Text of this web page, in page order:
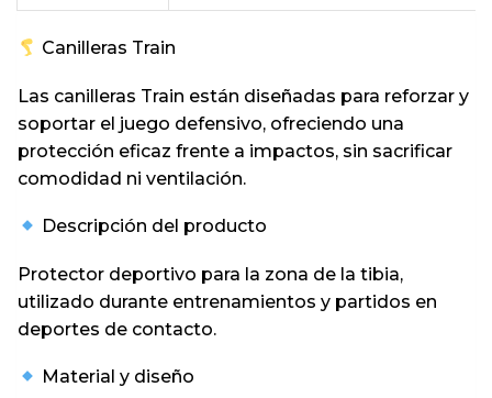
Canilleras Train
Las canilleras Train están diseñadas para reforzar y
soportar el juego defensivo, ofreciendo una
protección eficaz frente a impactos, sin sacrificar
comodidad ni ventilación.
Descripción del producto
Protector deportivo para la zona de la tibia,
utilizado durante entrenamientos y partidos en
deportes de contacto.
Material y diseño